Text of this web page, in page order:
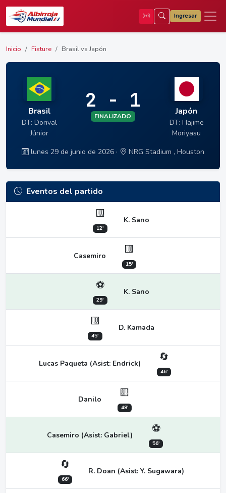
Ingresar
Inicio Fixture Brasil vs Japón
Brasil
DT: Dorival
Júnior
2 - 1
FINALIZADO Japón
DT: Hajime
Moriyasu
lunes 29 de junio de 2026 ·
NRG Stadium , Houston
Eventos del partido
🟨
12'
K. Sano
Casemiro 🟨
15'
⚽
29'
K. Sano
🟨
45'
D. Kamada
Lucas Paqueta (Asist: Endrick) 🔄
46'
Danilo 🟨
48'
Casemiro (Asist: Gabriel) ⚽
56'
🔄
66'
R. Doan (Asist: Y. Sugawara)